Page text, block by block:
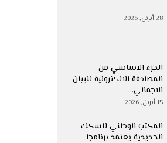
28 أبريل, 2026
الجزء الاساسي من
المصادقة الالكترونية للبيان
الاجمالي…
15 أبريل, 2026
المكتب الوطني للسكك
الحديدية يعتمد برنامجا